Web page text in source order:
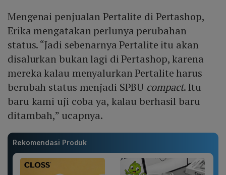
Mengenai penjualan Pertalite di Pertashop,
Erika mengatakan perlunya perubahan
status. “Jadi sebenarnya Pertalite itu akan
disalurkan bukan lagi di Pertashop, karena
mereka kalau menyalurkan Pertalite harus
berubah status menjadi SPBU compact. Itu
baru kami uji coba ya, kalau berhasil baru
ditambah,” ucapnya.
Rekomendasi Produk